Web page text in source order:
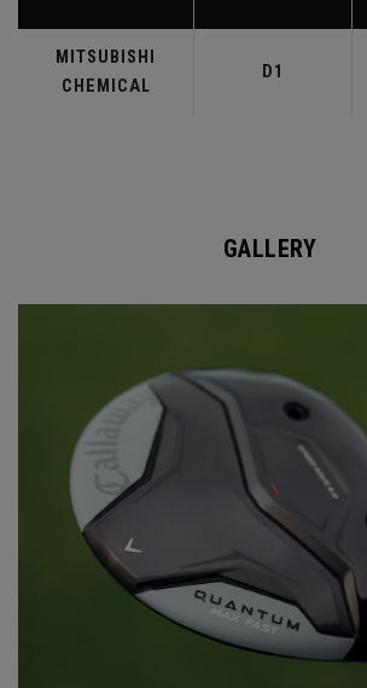
MITSUBISHI
CHEMICAL
D1
GALLERY